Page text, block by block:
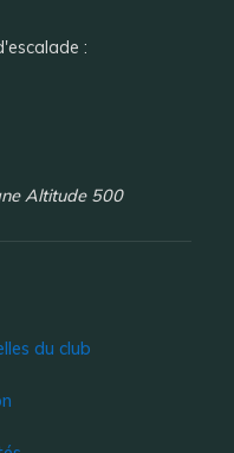
:
Altitude 500
du club